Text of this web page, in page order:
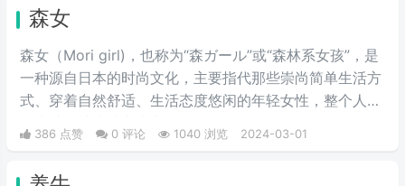
森女
森女（Mori girl)，也称为“森ガール”或“森林系女孩”，是
一种源自日本的时尚文化，主要指代那些崇尚简单生活方
式、穿着自然舒适、生活态度悠闲的年轻女性，整个人看
386 点赞 0 评论 1040 浏览 2024-03-01